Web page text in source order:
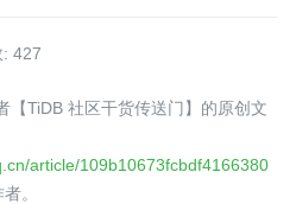
: 427
【TiDB 社区干货传送门】的原创文
article/109b10673fcbdf4166380
。